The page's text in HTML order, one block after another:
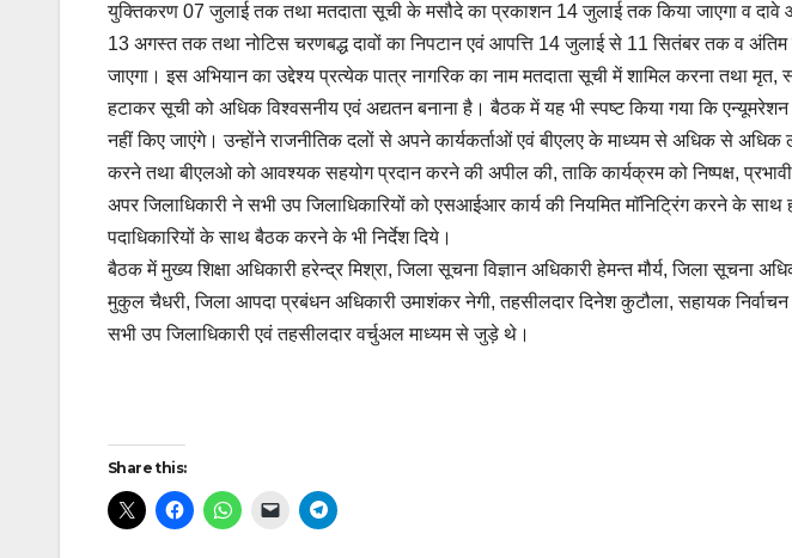
युक्तिकरण 07 जुलाई तक तथा मतदाता सूची के मसौदे का प्रकाशन 14 जुलाई तक किया जाएगा व दावे
13 अगस्त तक तथा नोटिस चरणबद्ध दावों का निपटान एवं आपत्ति 14 जुलाई से 11 सितंबर तक व
जाएगा। इस अभियान का उद्देश्य प्रत्येक पात्र नागरिक का नाम मतदाता सूची में शामिल करना तथा मृत,
हटाकर सूची को अधिक विश्वसनीय एवं अद्यतन बनाना है। बैठक में यह भी स्पष्ट किया गया कि
नहीं किए जाएंगे। उन्होंने राजनीतिक दलों से अपने कार्यकर्ताओं एवं बीएलए के माध्यम से अधिक से
करने तथा बीएलओ को आवश्यक सहयोग प्रदान करने की अपील की, ताकि कार्यक्रम को निष्पक्ष,
अपर जिलाधिकारी ने सभी उप जिलाधिकारियों को एसआईआर कार्य की नियमित माॅनिट्रिंग करने के
पदाधिकारियों के साथ बैठक करने के भी निर्देश दिये।
बैठक में मुख्य शिक्षा अधिकारी हरेन्द्र मिश्रा, जिला सूचना विज्ञान अधिकारी हेमन्त मौर्य, जिला सूचना
मुकुल चैधरी, जिला आपदा प्रबंधन अधिकारी उमाशंकर नेगी, तहसीलदार दिनेश कुटौला, सहायक
सभी उप जिलाधिकारी एवं तहसीलदार वर्चुअल माध्यम से जुड़े थे।
Post
navigation
Share this: